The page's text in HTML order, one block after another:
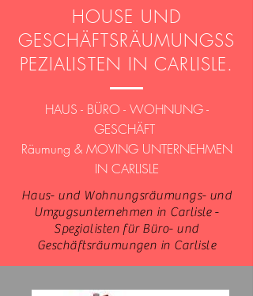
HOUSE UND
GESCHÄFTSRÄUMUNGSS
PEZIALISTEN IN CARLISLE.
HAUS - BÜRO - WOHNUNG -
GESCHÄFT
Räumung & MOVING UNTERNEHMEN
IN CARLISLE
Haus- und Wohnungsräumungs- und
Umzugsunternehmen in Carlisle -
Spezialisten für Büro- und
Geschäftsräumungen in Carlisle